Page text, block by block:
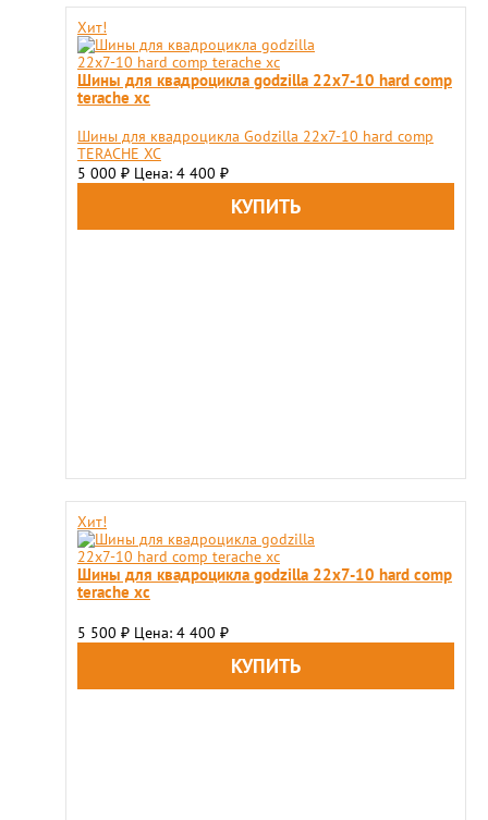
Хит!
Шины для квадроцикла godzilla 22х7-10 hard comp
terache xc
Шины для квадроцикла Godzilla 22х7-10 hard comp
TERACHE XC
5 000 ₽ Цена: 4 400 ₽
Хит!
Шины для квадроцикла godzilla 22х7-10 hard comp
terache xc
5 500 ₽ Цена: 4 400 ₽